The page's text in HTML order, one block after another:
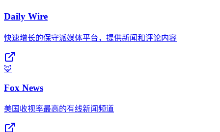
Daily Wire
快速增长的保守派媒体平台，提供新闻和评论内容
🦊
Fox News
美国收视率最高的有线新闻频道